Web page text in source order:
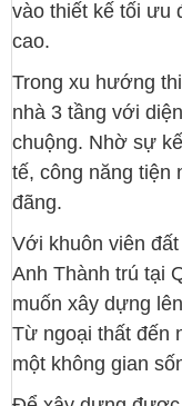
vào thiết kế tối ưu
cao.
Trong xu hướng
nhà 3 tầng với
chuộng. Nhờ sự
tế, công năng tiện
đãng.
Với khuôn viên
Anh Thành trú tại
muốn xây dựng
Từ ngoại thất đến
một không gian